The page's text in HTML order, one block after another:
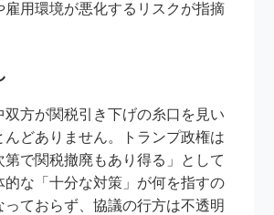
雇用環境が悪化するリスクが指摘
双方が関税引き下げの糸口を見い
んどありません。トランプ政権は
第で関税撤廃もあり得る」として
的な「十分な対策」が何を指すの
っておらず、協議の行方は不透明